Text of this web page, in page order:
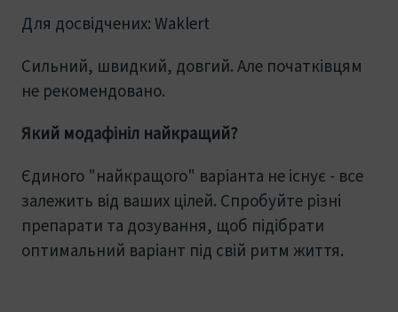
Для досвідчених: Waklert
Сильний, швидкий, довгий. Але початківцям
не рекомендовано.
Який модафініл найкращий?
Єдиного "найкращого" варіанта не існує - все
залежить від ваших цілей. Спробуйте різні
препарати та дозування, щоб підібрати
оптимальний варіант під свій ритм життя.